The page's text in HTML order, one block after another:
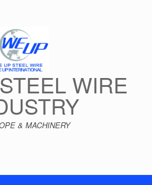
WIRE
& MACHINERY